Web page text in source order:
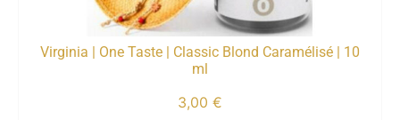
Virginia | One Taste | Classic Blond Caramélisé | 10
ml
3,00 €